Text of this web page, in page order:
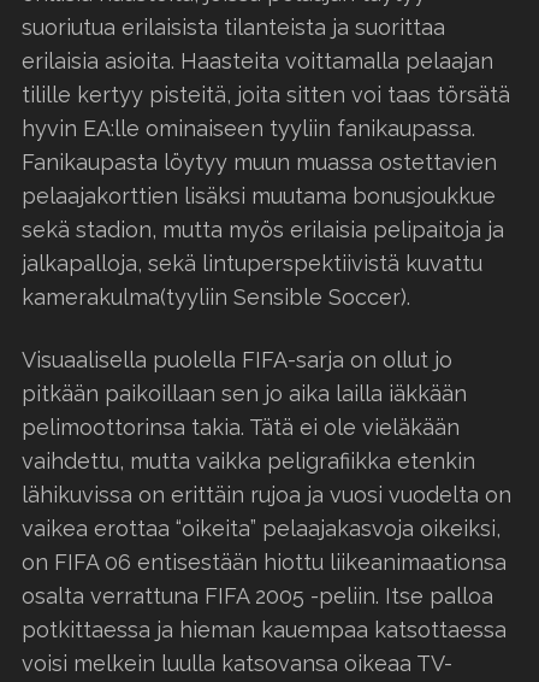
suoriutua erilaisista tilanteista ja suorittaa
erilaisia asioita. Haasteita voittamalla pelaajan
tilille kertyy pisteitä, joita sitten voi taas törsätä
hyvin EA:lle ominaiseen tyyliin fanikaupassa.
Fanikaupasta löytyy muun muassa ostettavien
pelaajakorttien lisäksi muutama bonusjoukkue
sekä stadion, mutta myös erilaisia pelipaitoja ja
jalkapalloja, sekä lintuperspektiivistä kuvattu
kamerakulma(tyyliin Sensible Soccer).
Visuaalisella puolella FIFA-sarja on ollut jo
pitkään paikoillaan sen jo aika lailla iäkkään
pelimoottorinsa takia. Tätä ei ole vieläkään
vaihdettu, mutta vaikka peligrafiikka etenkin
lähikuvissa on erittäin rujoa ja vuosi vuodelta on
vaikea erottaa “oikeita” pelaajakasvoja oikeiksi,
on FIFA 06 entisestään hiottu liikeanimaationsa
osalta verrattuna FIFA 2005 -peliin. Itse palloa
potkittaessa ja hieman kauempaa katsottaessa
voisi melkein luulla katsovansa oikeaa TV-